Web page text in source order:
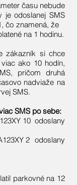
času nebude
je odoslanej SMS
čo znamená, že
na 1 hodinu.
si chce
ako 10 hodín,
pričom druhá
na
SMS.
SMS po sebe:
10 odoslany
2 odoslany
parkovné na 12